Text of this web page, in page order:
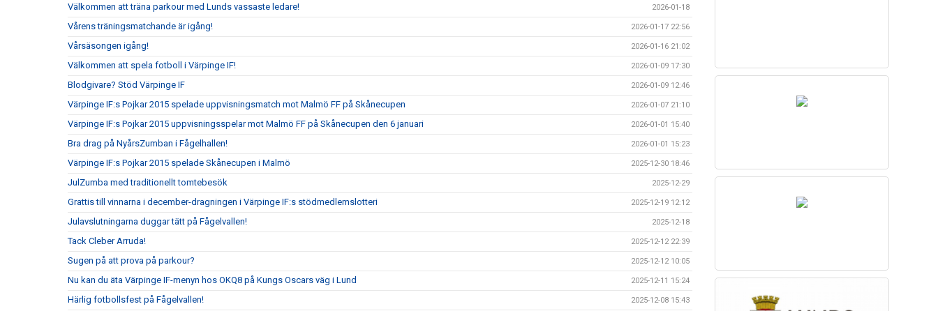
Välkommen att träna parkour med Lunds vassaste ledare! 2026-01-18
Vårens träningsmatchande är igång! 2026-01-17 22:56
Vårsäsongen igång! 2026-01-16 21:02
Välkommen att spela fotboll i Värpinge IF! 2026-01-09 17:30
Blodgivare? Stöd Värpinge IF 2026-01-09 12:46
Värpinge IF:s Pojkar 2015 spelade uppvisningsmatch mot Malmö FF på Skånecupen 2026-01-07 21:10
Värpinge IF:s Pojkar 2015 uppvisningsspelar mot Malmö FF på Skånecupen den 6 januari 2026-01-01 15:40
Bra drag på NyårsZumban i Fågelhallen! 2026-01-01 15:23
Värpinge IF:s Pojkar 2015 spelade Skånecupen i Malmö 2025-12-30 18:46
JulZumba med traditionellt tomtebesök 2025-12-29
Grattis till vinnarna i december-dragningen i Värpinge IF:s stödmedlemslotteri 2025-12-19 12:12
Julavslutningarna duggar tätt på Fågelvallen! 2025-12-18
Tack Cleber Arruda! 2025-12-12 22:39
Sugen på att prova på parkour? 2025-12-12 10:05
Nu kan du äta Värpinge IF-menyn hos OKQ8 på Kungs Oscars väg i Lund 2025-12-11 15:24
Härlig fotbollsfest på Fågelvallen! 2025-12-08 15:43